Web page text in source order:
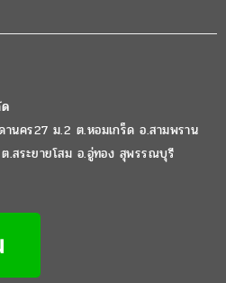
นคร27 ม.2 ต.หอมเกร็ด อ.สามพราน
สระยายโสม อ.อู่ทอง สุพรรณบุรี